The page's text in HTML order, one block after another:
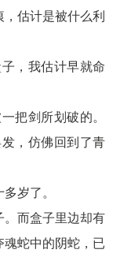
估计是被什么利
，我估计早就命
把剑所划破的。
，仿佛回到了青
岁了。
而盒子里边却有
蛇中的阴蛇，已